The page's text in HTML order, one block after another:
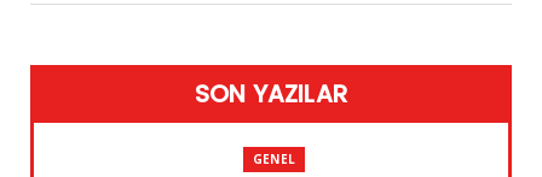
SON YAZILAR
GENEL